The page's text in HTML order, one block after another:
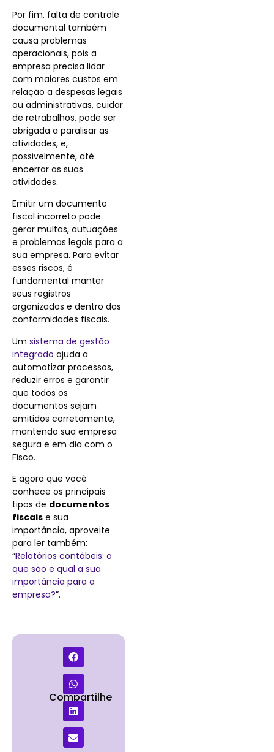
Por fim, falta de controle
documental também
causa problemas
operacionais, pois a
empresa precisa lidar
com maiores custos em
relação a despesas legais
ou administrativas, cuidar
de retrabalhos, pode ser
obrigada a paralisar as
atividades, e,
possivelmente, até
encerrar as suas
atividades.
Emitir um documento
fiscal incorreto pode
gerar multas, autuações
e problemas legais para a
sua empresa. Para evitar
esses riscos, é
fundamental manter
seus registros
organizados e dentro das
conformidades fiscais.
Um sistema de gestão
integrado ajuda a
automatizar processos,
reduzir erros e garantir
que todos os
documentos sejam
emitidos corretamente,
mantendo sua empresa
segura e em dia com o
Fisco.
E agora que você
conhece os principais
tipos de documentos
fiscais e sua
importância, aproveite
para ler também:
“Relatórios contábeis: o
que são e qual a sua
importância para a
empresa?”.
Compartilhe